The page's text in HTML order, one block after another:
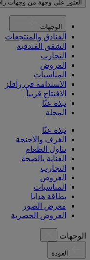
العثور على وجهة من وجهات
الوجهات
الفنادق والمنتجعات
الشقق الفندقية
التجارب
العروض
المناسبات
الاستدامة في رافلز
الافتتاح قريباً
نبذة عنّا
المجلة
نبذة عنّا
الغرف والأجنحة
تناول الطعام
العناية بالصحة
التجارب
العروض
المناسبات
بطاقة هدايا
معرض الصور
العروض الحصرية
الوجهات